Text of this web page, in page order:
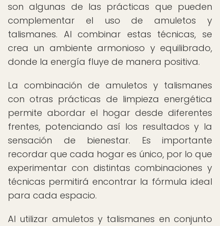
son algunas de las prácticas que pueden
complementar el uso de amuletos y
talismanes. Al combinar estas técnicas, se
crea un ambiente armonioso y equilibrado,
donde la energía fluye de manera positiva.
La combinación de amuletos y talismanes
con otras prácticas de limpieza energética
permite abordar el hogar desde diferentes
frentes, potenciando así los resultados y la
sensación de bienestar. Es importante
recordar que cada hogar es único, por lo que
experimentar con distintas combinaciones y
técnicas permitirá encontrar la fórmula ideal
para cada espacio.
Al utilizar amuletos y talismanes en conjunto